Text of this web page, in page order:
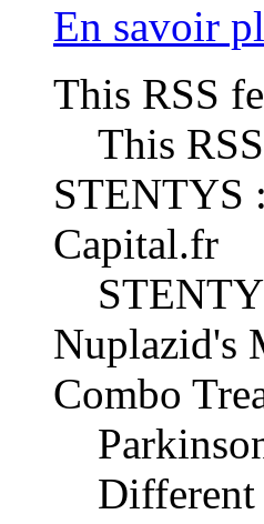
En savoir
This RSS
This
STENTYS
Capital.fr
Nuplazid's
Combo
Different